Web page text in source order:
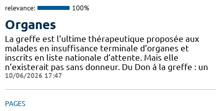
relevance: 100%
Organes
La greffe est l’ultime thérapeutique proposée aux
malades en insuffisance terminale d’organes et
inscrits en liste nationale d’attente. Mais elle
n’existerait pas sans donneur. Du Don à la greffe : un
10/06/2026 17:47
PAGES